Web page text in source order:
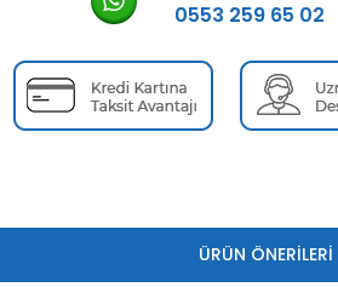
0553 259 65 02
ÜRÜN ÖNERILERI